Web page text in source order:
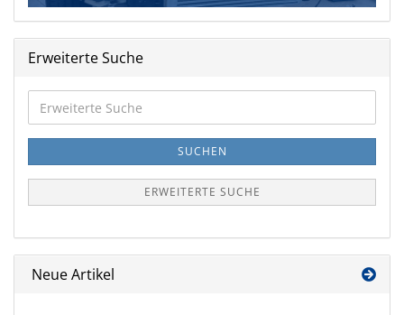
Erweiterte Suche
Suche
SUCHEN
ERWEITERTE SUCHE
Neue Artikel